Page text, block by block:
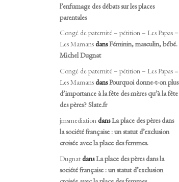
l’enfumage des débats sur les places
parentales
Congé de paternité – pétition – Les Papas =
Les MamansdansFéminin, masculin, bébé.
Michel Dugnat
Congé de paternité – pétition – Les Papas =
Les MamansdansPourquoi donne-t-on plus
d’importance à la fête des mères qu’à la fête
des pères? Slate.fr
jmsmediationdansLa place des pères dans
la société française : un statut d’exclusion
croisée avec la place des femmes.
DugnatdansLa place des pères dans la
société française : un statut d’exclusion